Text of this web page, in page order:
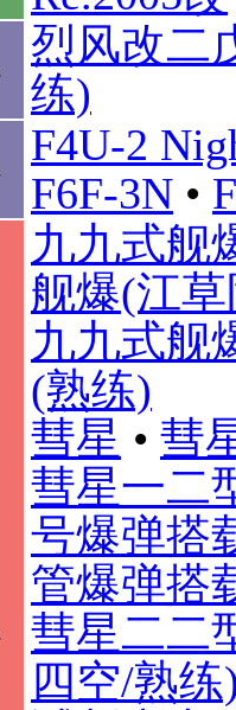
烈风改二
练)
F4U-2
F6F-3N •
九九式舰
舰爆(江
九九式舰
(熟练)
彗星 • 彗
彗星一二
号爆弹搭
管爆弹搭
彗星二二
四空/熟练